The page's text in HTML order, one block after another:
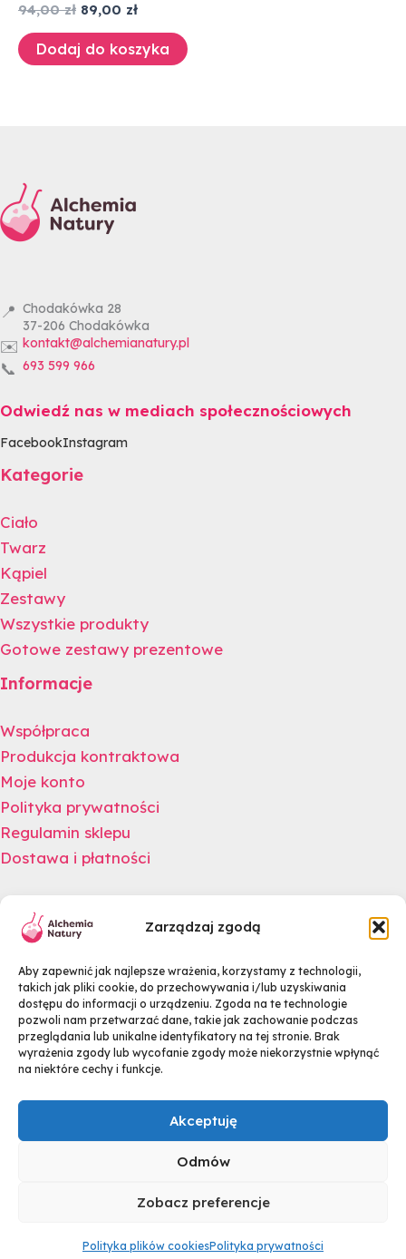
Zarządzaj zgodą
Aby zapewnić jak najlepsze wrażenia, korzystamy z technologii,
takich jak pliki cookie, do przechowywania i/lub uzyskiwania
dostępu do informacji o urządzeniu. Zgoda na te technologie
pozwoli nam przetwarzać dane, takie jak zachowanie podczas
przeglądania lub unikalne identyfikatory na tej stronie. Brak
wyrażenia zgody lub wycofanie zgody może niekorzystnie wpłynąć
na niektóre cechy i funkcje.
Akceptuję
Odmów
Zobacz preferencje
Polityka plików cookiesPolityka prywatności
94,00zł 89,00 zł
Dodaj do koszyka
📍 Chodakówka 28
37-206 Chodakówka
✉️ kontakt@alchemianatury.pl
📞 693 599 966
Odwiedź nas w mediach społecznościowych
FacebookInstagram
Kategorie
Ciało
Twarz
Kąpiel
Zestawy
Wszystkie produkty
Gotowe zestawy prezentowe
Informacje
Współpraca
Produkcja kontraktowa
Moje konto
Polityka prywatności
Regulamin sklepu
Dostawa i płatności
Newsletter
Zapisz się na newsletter i odbierz rabat na swoje
zakupy.